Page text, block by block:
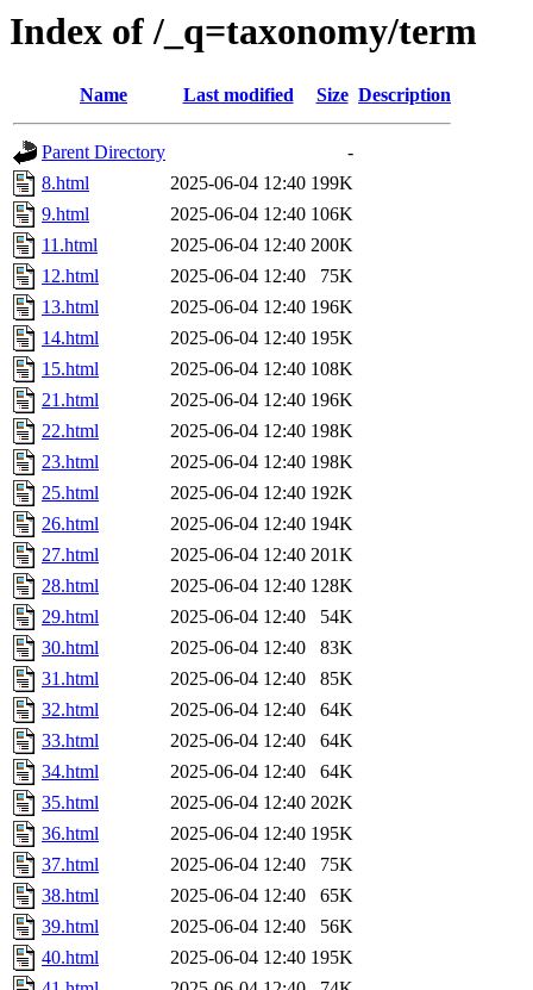
Index of /_q=taxonomy/term
Name Last modified Size Description
Parent Directory
-
8.html
2025-06-04 12:40 199K
9.html
2025-06-04 12:40 106K
11.html
2025-06-04 12:40 200K
12.html
2025-06-04 12:40
75K
13.html
2025-06-04 12:40 196K
14.html
2025-06-04 12:40 195K
15.html
2025-06-04 12:40 108K
21.html
2025-06-04 12:40 196K
22.html
2025-06-04 12:40 198K
23.html
2025-06-04 12:40 198K
25.html
2025-06-04 12:40 192K
26.html
2025-06-04 12:40 194K
27.html
2025-06-04 12:40 201K
28.html
2025-06-04 12:40 128K
29.html
2025-06-04 12:40
54K
30.html
2025-06-04 12:40
83K
31.html
2025-06-04 12:40
85K
32.html
2025-06-04 12:40
64K
33.html
2025-06-04 12:40
64K
34.html
2025-06-04 12:40
64K
35.html
2025-06-04 12:40 202K
36.html
2025-06-04 12:40 195K
37.html
2025-06-04 12:40
75K
38.html
2025-06-04 12:40
65K
39.html
2025-06-04 12:40
56K
40.html
2025-06-04 12:40 195K